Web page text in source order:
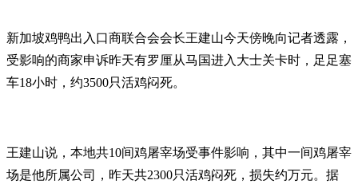
新加坡鸡鸭出入口商联合会会长王建山今天傍晚向记者透露，
受影响的商家申诉昨天有罗厘从马国进入大士关卡时，足足塞
车18小时，约3500只活鸡闷死。
王建山说，本地共10间鸡屠宰场受事件影响，其中一间鸡屠宰
场是他所属公司，昨天共2300只活鸡闷死，损失约万元。据